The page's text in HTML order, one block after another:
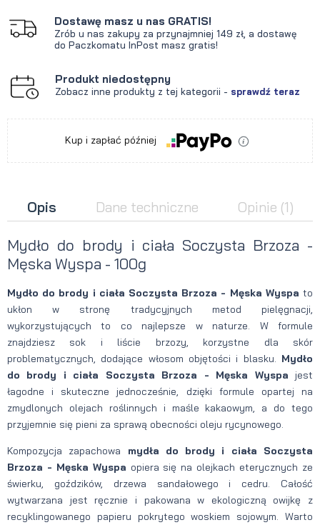
Dostawę masz u nas GRATIS!
Zrób u nas zakupy za przynajmniej 149 zł, a dostawę
do Paczkomatu InPost masz gratis!
Produkt niedostępny
Zobacz inne produkty z tej kategorii - sprawdź teraz
Kup i zapłać później
Opis Dane techniczne Opinie (1)
Mydło do brody i ciała Soczysta Brzoza -
Męska Wyspa - 100g
Mydło do brody i ciała Soczysta Brzoza - Męska Wyspa to
ukłon w stronę tradycyjnych metod pielęgnacji,
wykorzystujących to co najlepsze w naturze. W formule
znajdziesz sok i liście brzozy, korzystne dla skór
problematycznych, dodające włosom objętości i blasku. Mydło
do brody i ciała Soczysta Brzoza - Męska Wyspa jest
łagodne i skuteczne jednocześnie, dzięki formule opartej na
zmydlonych olejach roślinnych i maśle kakaowym, a do tego
przyjemnie się pieni za sprawą obecności oleju rycynowego.
Kompozycja zapachowa mydła do brody i ciała Soczysta
Brzoza - Męska Wyspa opiera się na olejkach eterycznych ze
świerku, goździków, drzewa sandałowego i cedru. Całość
wytwarzana jest ręcznie i pakowana w ekologiczną owijkę z
recyklingowanego papieru pokrytego woskiem sojowym. Warto